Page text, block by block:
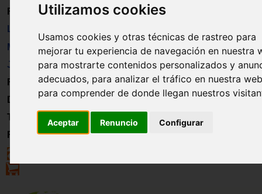
Utilizamos cookies
Usamos cookies y otras técnicas de rastreo para
mejorar tu experiencia de navegación en nuestra
para mostrarte contenidos personalizados y
adecuados, para analizar el tráfico en nuestra
para comprender de donde llegan nuestros
Aceptar Renuncio Configurar
Revista
Libros
Material
Juguetes
Formación
Directorio
Trabajo
Registro